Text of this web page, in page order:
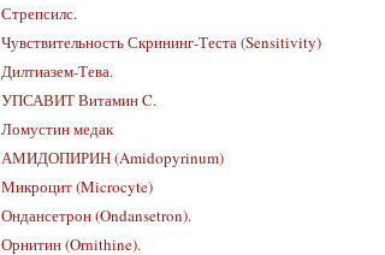
Стрепсилс.
Чувствительность Скрининг-Теста (Sensitivity)
Дилтиазем-Тева.
УПСАВИТ Витамин C.
Ломустин медак
АМИДОПИРИН (Amidopyrinum)
Микроцит (Microcyte)
Ондансетрон (Ondansetron).
Орнитин (Ornithine).